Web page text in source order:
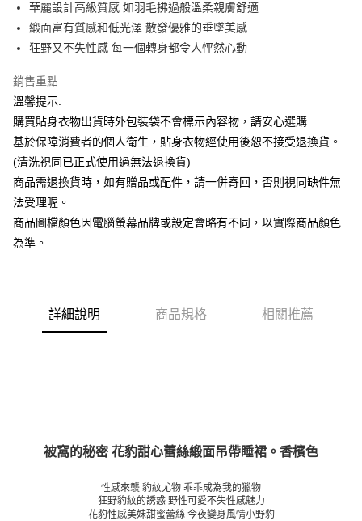
ATM付款
運送方式
全家付款取貨
每筆NT$65，滿NT$599(含以上)免運費
7-11付款取貨
每筆NT$65，滿NT$599(含以上)免運費
宅配
每筆NT$80，滿NT$599(含以上)免運費
華麗設計高級質感 如羽毛拂過般溫柔親膚舒適
緞面富有質感和低光澤 散發優雅的垂墜美感
狂野又不失性感 每一個轉身都令人怦然心動
銷售重點
溫馨提示:
購買貼身衣物出貨時外包裝袋不會標示內容物，請安心選購
基於保障消費者的個人衛生，貼身衣物經使用後恕不接受退換貨。
(清洗視同已正式使用過無法退換貨)
商品需退換貨時，如有贈品或配件，請一併寄回，否則視同缺件無
法受理喔。
商品圖檔顏色因電腦螢幕品牌或設定會略有不同，以實際商品顏色
為準。
詳細說明 商品規格 相關推薦
被窩的秘密 花豹甜心蕾絲緞面吊帶睡裙 。香檳色
性感來襲 豹紋尤物 乖乖成為我的獵物
狂野豹紋的誘惑 野性可愛不失性感魅力
花豹性感美妹甜蜜蕾絲 今夜變身風情小野豹